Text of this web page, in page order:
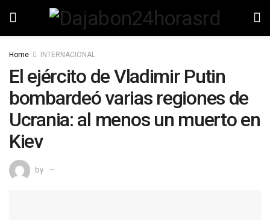
Home INTERNACIONAL
El ejército de Vladimir Putin
bombardeó varias regiones de
Ucrania: al menos un muerto en
Kiev
by